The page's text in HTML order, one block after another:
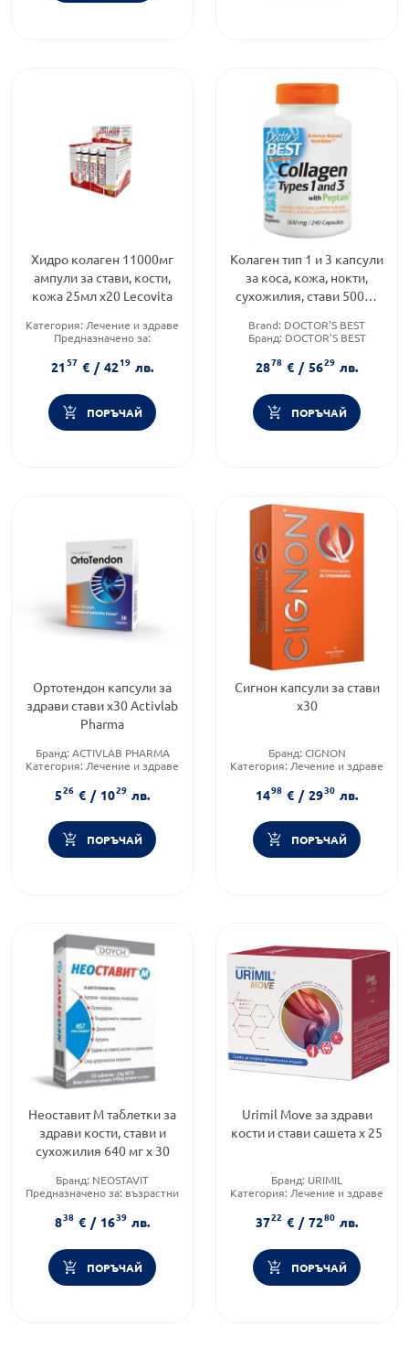
Хидро колаген 11000мг
ампули за стави, кости,
кожа 25мл х20 Lecovita
Категория: Лечение и здраве
Предназначено за:
Продуктова линия: HYDRO
COLLAGEN
2157 € / 4219 лв.
ПОРЪЧАЙ
Колаген тип 1 и 3 капсули
за коса, кожа, нокти,
сухожилия, стави 500мг
Brand: DOCTOR'S BEST
Бранд: DOCTOR'S BEST
2878 € / 5629 лв.
ПОРЪЧАЙ
Ортотендон капсули за
здрави стави х30 Activlab
Pharma
Бранд: ACTIVLAB PHARMA
Категория: Лечение и здраве
526 € / 1029 лв.
ПОРЪЧАЙ
Сигнон капсули за стави
х30
Бранд: CIGNON
Категория: Лечение и здраве
1498 € / 2930 лв.
ПОРЪЧАЙ
Неоставит М таблетки за
здрави кости, стави и
сухожилия 640 мг х 30
Бранд: NEOSTAVIT
Предназначено за: възрастни
838 € / 1639 лв.
ПОРЪЧАЙ
Urimil Move за здрави
кости и стави сашета х 25
Бранд: URIMIL
Категория: Лечение и здраве
3722 € / 7280 лв.
ПОРЪЧАЙ